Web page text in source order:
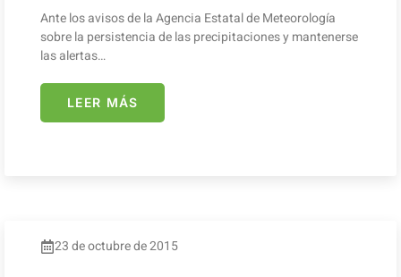
Ante los avisos de la Agencia Estatal de Meteorología
sobre la persistencia de las precipitaciones y mantenerse
las alertas…
LEER MÁS
23 de octubre de 2015